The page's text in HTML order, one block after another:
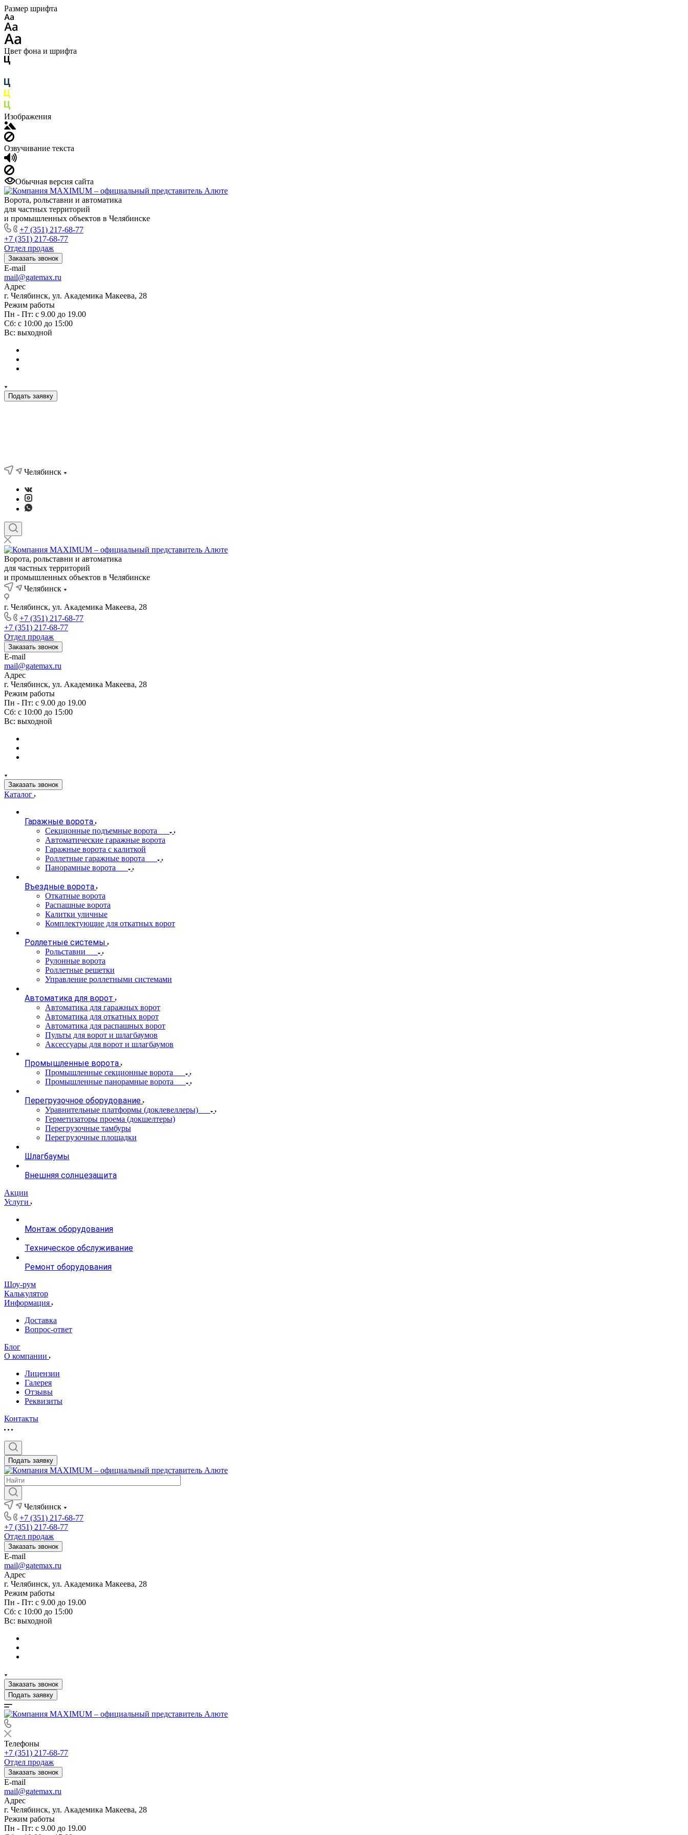
Размер шрифта
Цвет фона и шрифта
Изображения
Озвучивание текста
Обычная версия сайта
Ворота, рольставни и автоматика
для частных территорий
и промышленных объектов в Челябинске
+7 (351) 217-68-77
+7 (351) 217-68-77
Отдел продаж
Заказать звонок
E-mail
mail@gatemax.ru
Адрес
г. Челябинск, ул. Академика Макеева, 28
Режим работы
Пн - Пт: с 9.00 до 19.00
Сб: с 10:00 до 15:00
Вс: выходной
Подать заявку
Челябинск
Ворота, рольставни и автоматика
для частных территорий
и промышленных объектов в Челябинске
Челябинск
г. Челябинск, ул. Академика Макеева, 28
+7 (351) 217-68-77
+7 (351) 217-68-77
Отдел продаж
Заказать звонок
E-mail
mail@gatemax.ru
Адрес
г. Челябинск, ул. Академика Макеева, 28
Режим работы
Пн - Пт: с 9.00 до 19.00
Сб: с 10:00 до 15:00
Вс: выходной
Заказать звонок
Каталог
Гаражные ворота
Секционные подъемные ворота
Автоматические гаражные ворота
Гаражные ворота с калиткой
Роллетные гаражные ворота
Панорамные ворота
Въездные ворота
Откатные ворота
Распашные ворота
Калитки уличные
Комплектующие для откатных ворот
Роллетные системы
Рольставни
Рулонные ворота
Роллетные решетки
Управление роллетными системами
Автоматика для ворот
Автоматика для гаражных ворот
Автоматика для откатных ворот
Автоматика для распашных ворот
Пульты для ворот и шлагбаумов
Аксессуары для ворот и шлагбаумов
Промышленные ворота
Промышленные секционные ворота
Промышленные панорамные ворота
Перегрузочное оборудование
Уравнительные платформы (доклевеллеры)
Герметизаторы проема (докшелтеры)
Перегрузочные тамбуры
Перегрузочные площадки
Шлагбаумы
Внешняя солнцезащита
Акции
Услуги
Монтаж оборудования
Техническое обслуживание
Ремонт оборудования
Шоу-рум
Калькулятор
Информация
Доставка
Вопрос-ответ
Блог
О компании
Лицензии
Галерея
Отзывы
Реквизиты
Контакты
Подать заявку
Челябинск
+7 (351) 217-68-77
+7 (351) 217-68-77
Отдел продаж
Заказать звонок
E-mail
mail@gatemax.ru
Адрес
г. Челябинск, ул. Академика Макеева, 28
Режим работы
Пн - Пт: с 9.00 до 19.00
Сб: с 10:00 до 15:00
Вс: выходной
Заказать звонок
Подать заявку
Телефоны
+7 (351) 217-68-77
Отдел продаж
Заказать звонок
E-mail
mail@gatemax.ru
Адрес
г. Челябинск, ул. Академика Макеева, 28
Режим работы
Пн - Пт: с 9.00 до 19.00